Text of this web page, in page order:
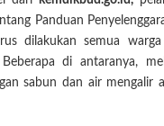
Panduan
dilakukan semua
di antaranya,
sabun dan air mengalir